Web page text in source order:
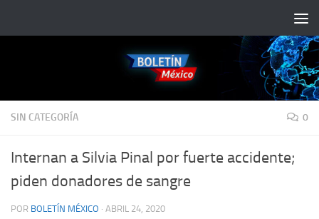
SIN CATEGORÍA 0
Internan a Silvia Pinal por fuerte accidente;
piden donadores de sangre
POR BOLETÍN MÉXICO · ABRIL 24, 2020